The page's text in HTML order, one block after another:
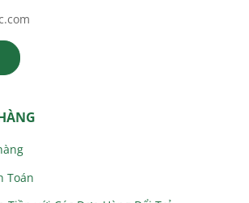
Toán